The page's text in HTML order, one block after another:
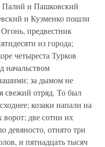
Палий и Пашковский
и Кузменко пошли
предвестник
из города;
четыреста Турков
начальством
за дымом не
свежий отряд. То был
козаки напали на
две сотни их
девяносто, отнято три
и пятнадцать тысяч